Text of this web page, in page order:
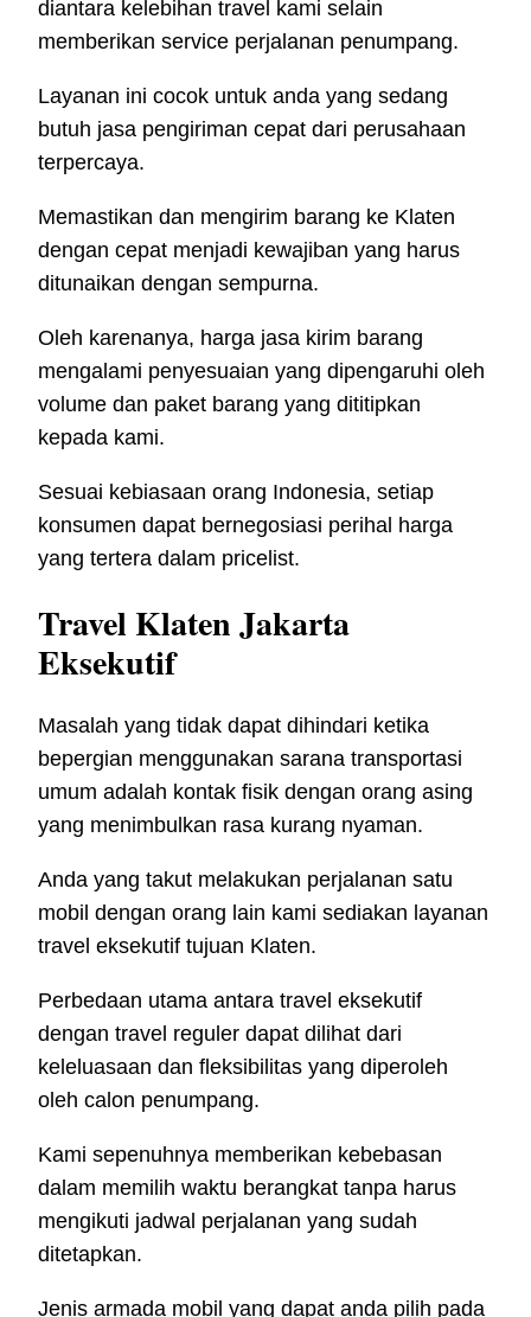
diantara kelebihan travel kami selain
memberikan service perjalanan penumpang.
Layanan ini cocok untuk anda yang sedang
butuh jasa pengiriman cepat dari perusahaan
terpercaya.
Memastikan dan mengirim barang ke Klaten
dengan cepat menjadi kewajiban yang harus
ditunaikan dengan sempurna.
Oleh karenanya, harga jasa kirim barang
mengalami penyesuaian yang dipengaruhi oleh
volume dan paket barang yang dititipkan
kepada kami.
Sesuai kebiasaan orang Indonesia, setiap
konsumen dapat bernegosiasi perihal harga
yang tertera dalam pricelist.
Travel Klaten Jakarta
Eksekutif
Masalah yang tidak dapat dihindari ketika
bepergian menggunakan sarana transportasi
umum adalah kontak fisik dengan orang asing
yang menimbulkan rasa kurang nyaman.
Anda yang takut melakukan perjalanan satu
mobil dengan orang lain kami sediakan layanan
travel eksekutif tujuan Klaten.
Perbedaan utama antara travel eksekutif
dengan travel reguler dapat dilihat dari
keleluasaan dan fleksibilitas yang diperoleh
oleh calon penumpang.
Kami sepenuhnya memberikan kebebasan
dalam memilih waktu berangkat tanpa harus
mengikuti jadwal perjalanan yang sudah
ditetapkan.
Jenis armada mobil yang dapat anda pilih pada